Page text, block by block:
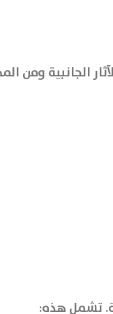
الجانبية ومن
تشمل هذه: